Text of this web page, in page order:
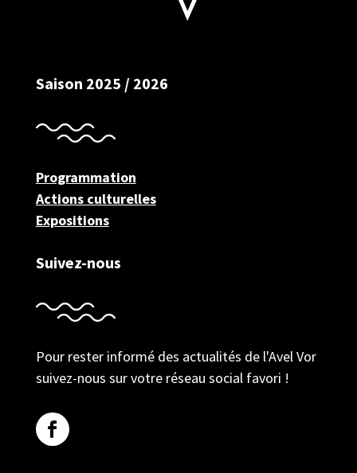
Saison 2025 / 2026
Programmation
Actions culturelles
Expositions
Suivez-nous
Pour rester informé des actualités de l'Avel Vor
suivez-nous sur votre réseau social favori !